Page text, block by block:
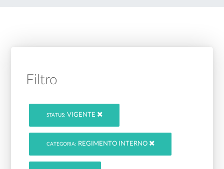
Filtro
STATUS: VIGENTE
CATEGORIA: REGIMENTO INTERNO